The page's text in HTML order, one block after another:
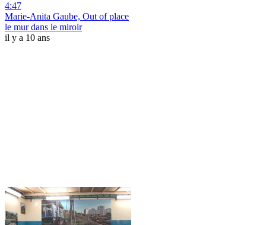
4:47
Marie-Anita Gaube, Out of place
le mur dans le miroir
il y a 10 ans